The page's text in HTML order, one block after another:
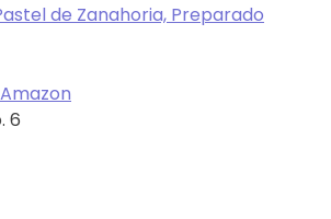
de Zanahoria, Preparado
6